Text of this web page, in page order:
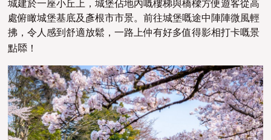
城建於一座小丘上，城堡佔地內嘅樓梯與橋樑方便遊客從高
處俯瞰城堡基底及彥根市市景。前往城堡嘅途中陣陣微風輕
拂，令人感到舒適放鬆，一路上仲有好多值得影相打卡嘅景
點𠻹！